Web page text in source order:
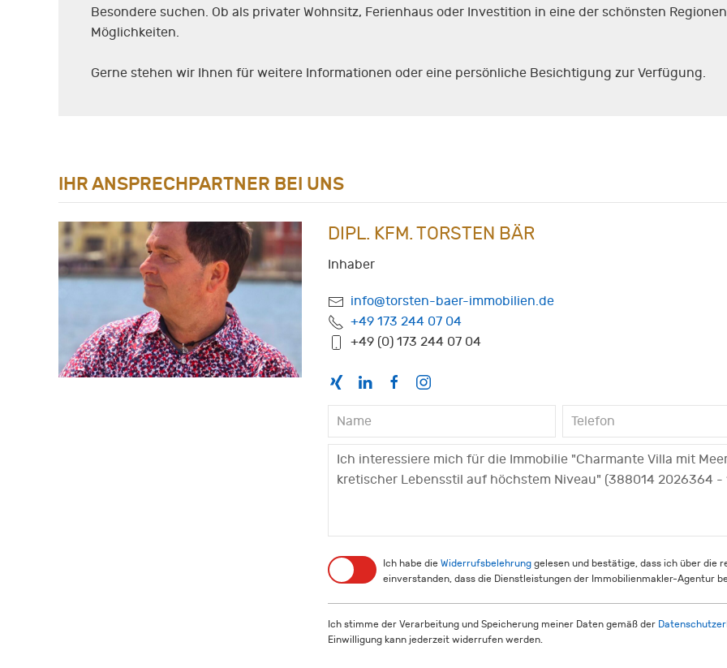
Besondere suchen. Ob als privater Wohnsitz, Ferienhaus oder Investition in eine der schönsten
Möglichkeiten.
Gerne stehen wir Ihnen für weitere Informationen oder eine persönliche Besichtigung zur Verfügung.
IHR ANSPRECHPARTNER BEI UNS
DIPL. KFM. TORSTEN BÄR
Inhaber
info@torsten-baer-immobilien.de
+49 173 244 07 04
+49 (0) 173 244 07 04
Ich habe die Widerrufsbelehrung gelesen und bestätige, dass ich über die
einverstanden, dass die Dienstleistungen der Immobilienmakler-Agentur
Ich stimme der Verarbeitung und Speicherung meiner Daten gemäß der
Einwilligung kann jederzeit widerrufen werden.